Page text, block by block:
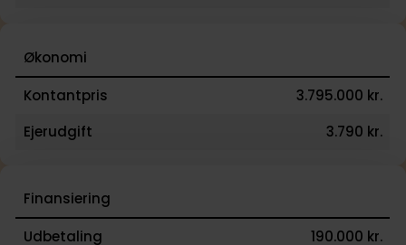
Økonomi
Kontantpris
3.795.000 kr.
Ejerudgift
3.790 kr.
Finansiering
Udbetaling
190.000 kr.